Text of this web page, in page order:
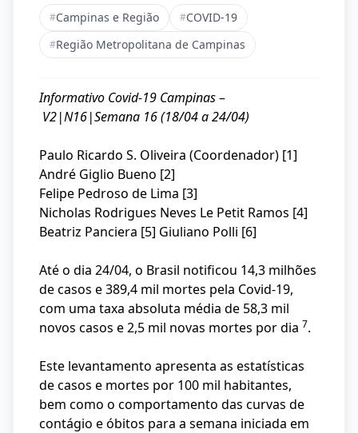
#Campinas e Região #COVID-19
#Região Metropolitana de Campinas
Informativo Covid-19 Campinas–
V2|N16|Semana 16 (18/04 a 24/04)
Paulo Ricardo S. Oliveira (Coordenador) [1]
André Giglio Bueno [2]
Felipe Pedroso de Lima [3]
Nicholas Rodrigues Neves Le Petit Ramos [4]
Beatriz Panciera [5] Giuliano Polli [6]
Até o dia 24/04, o Brasil notificou 14,3 milhões
de casos e 389,4 mil mortes pela Covid-19,
com uma taxa absoluta média de 58,3 mil
novos casos e 2,5 mil novas mortes por dia 7.
Este levantamento apresenta as estatísticas
de casos e mortes por 100 mil habitantes,
bem como o comportamento das curvas de
contágio e óbitos para a semana iniciada em